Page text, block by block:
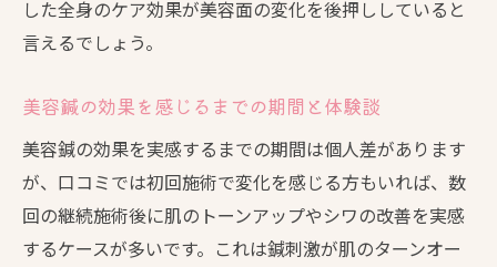
した全身のケア効果が美容面の変化を後押ししていると
言えるでしょう。
美容鍼の効果を感じるまでの期間と体験談
美容鍼の効果を実感するまでの期間は個人差があります
が、口コミでは初回施術で変化を感じる方もいれば、数
回の継続施術後に肌のトーンアップやシワの改善を実感
するケースが多いです。これは鍼刺激が肌のターンオー